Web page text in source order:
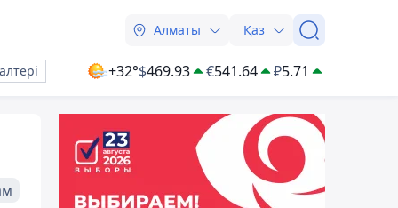
Алматы Қаз
+32°$469.93 €541.64 ₽5.71